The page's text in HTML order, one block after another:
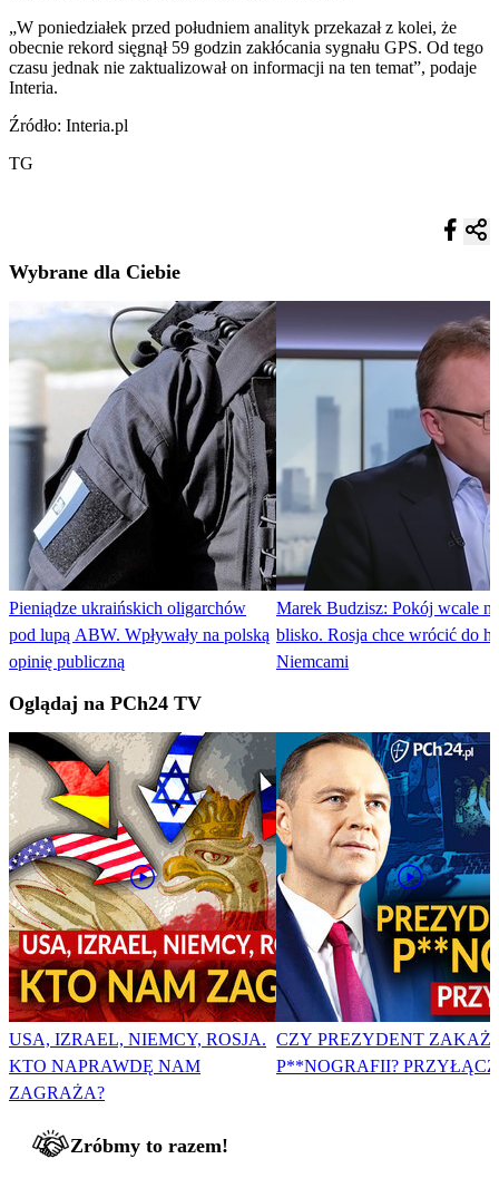
„W poniedziałek przed południem analityk przekazał z kolei, że
obecnie rekord sięgnął 59 godzin zakłócania sygnału GPS. Od tego
czasu jednak nie zaktualizował on informacji na ten temat”, podaje
Interia.
Źródło: Interia.pl
TG
Wybrane dla Ciebie
Pieniądze ukraińskich oligarchów
pod lupą ABW. Wpływały na polską
opinię publiczną
Marek Budzisz: Pokój wcale
blisko. Rosja chce wrócić do
Niemcami
Oglądaj na PCh24 TV
USA, IZRAEL, NIEMCY, ROSJA.
KTO NAPRAWDĘ NAM
ZAGRAŻA?
CZY PREZYDENT
P**NOGRAFII?
Zróbmy to razem!